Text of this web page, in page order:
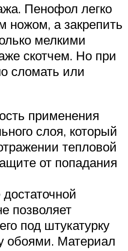
Пенофол легко
ножом, а закрепить
мелкими
скотчем. Но при
сломать или
применения
слоя, который
тепловой
от попадания
позволяет
под штукатурку
обоями. Материал